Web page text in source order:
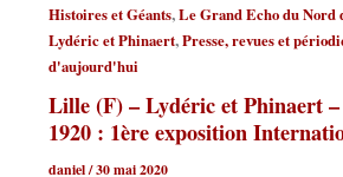
Histoires et Géants,Le Grand Echo du Nord
Lydéric et Phinaert,Presse, revues et
d'aujourd'hui
Lille (F) – Lydéric et Phinaert
1920 : 1ère exposition
daniel/30 mai 2020